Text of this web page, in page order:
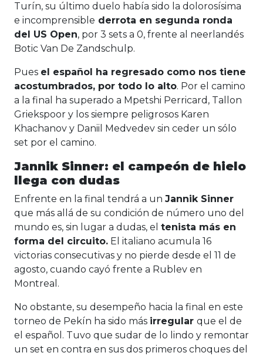
Turín, su último duelo había sido la dolorosísima
e incomprensible derrota en segunda ronda
del US Open, por 3 sets a 0, frente al neerlandés
Botic Van De Zandschulp.
Pues el español ha regresado como nos tiene
acostumbrados, por todo lo alto. Por el camino
a la final ha superado a Mpetshi Perricard, Tallon
Griekspoor y los siempre peligrosos Karen
Khachanov y Daniil Medvedev sin ceder un sólo
set por el camino.
Jannik Sinner: el campeón de hielo
llega con dudas
Enfrente en la final tendrá a un Jannik Sinner
que más allá de su condición de número uno del
mundo es, sin lugar a dudas, el tenista más en
forma del circuito. El italiano acumula 16
victorias consecutivas y no pierde desde el 11 de
agosto, cuando cayó frente a Rublev en
Montreal.
No obstante, su desempeño hacia la final en este
torneo de Pekín ha sido más irregular que el de
el español. Tuvo que sudar de lo lindo y remontar
un set en contra en sus dos primeros choques del